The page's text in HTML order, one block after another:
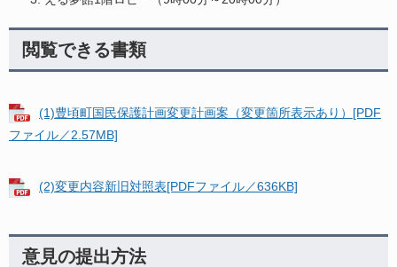
閲覧できる書類
(1)豊頃町国民保護計画変更計画案（変更箇所表示あり）[PDF
ファイル／2.57MB]
(2)変更内容新旧対照表[PDFファイル／636KB]
意見の提出方法